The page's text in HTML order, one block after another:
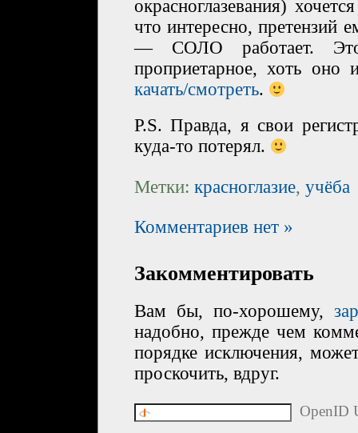
окрасноглазевания)
что интересно, претензий
— СОЛО работает.
проприетарное, хоть
качать/смотреть.
P.S. Правда, я свои
куда-то потерял.
Метки: красноглазие, учёба
Комментариев нет »
Закомментировать
Вам бы, по-хорошему,
надобно, прежде чем
порядке исключения,
проскочить, вдруг.
OpenID